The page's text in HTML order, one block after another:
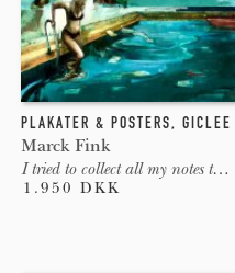
PLAKATER & POSTERS, GICLEE
Marck Fink
I tried to collect all my notes to self
1.950 DKK